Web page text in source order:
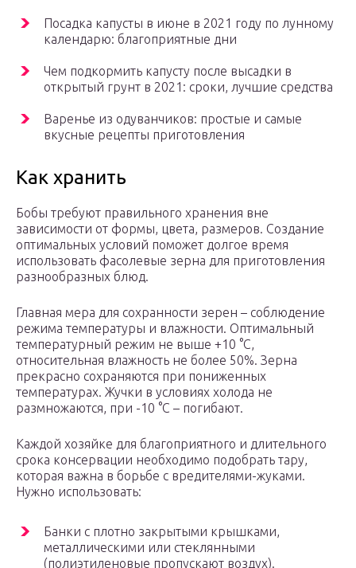
Посадка капусты в июне в 2021 году по лунному
календарю: благоприятные дни
Чем подкормить капусту после высадки в
открытый грунт в 2021: сроки, лучшие средства
Варенье из одуванчиков: простые и самые
вкусные рецепты приготовления
Как хранить
Бобы требуют правильного хранения вне
зависимости от формы, цвета, размеров. Создание
оптимальных условий поможет долгое время
использовать фасолевые зерна для приготовления
разнообразных блюд.
Главная мера для сохранности зерен – соблюдение
режима температуры и влажности. Оптимальный
температурный режим не выше +10 °C,
относительная влажность не более 50%. Зерна
прекрасно сохраняются при пониженных
температурах. Жучки в условиях холода не
размножаются, при -10 °C – погибают.
Каждой хозяйке для благоприятного и длительного
срока консервации необходимо подобрать тару,
которая важна в борьбе с вредителями-жуками.
Нужно использовать:
Банки с плотно закрытыми крышками,
металлическими или стеклянными
(полиэтиленовые пропускают воздух).